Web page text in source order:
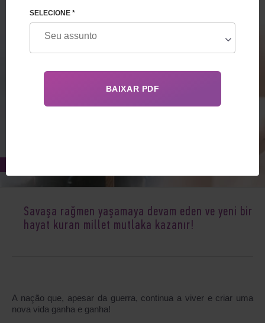
Savaşa rağmen yaşamaya devam eden ve yeni bir
hayat kuran millet mutlaka kazanır!
A nação que, apesar da guerra, continua a viver e criar uma
nova vida ganha e ganha!
SELECIONE *